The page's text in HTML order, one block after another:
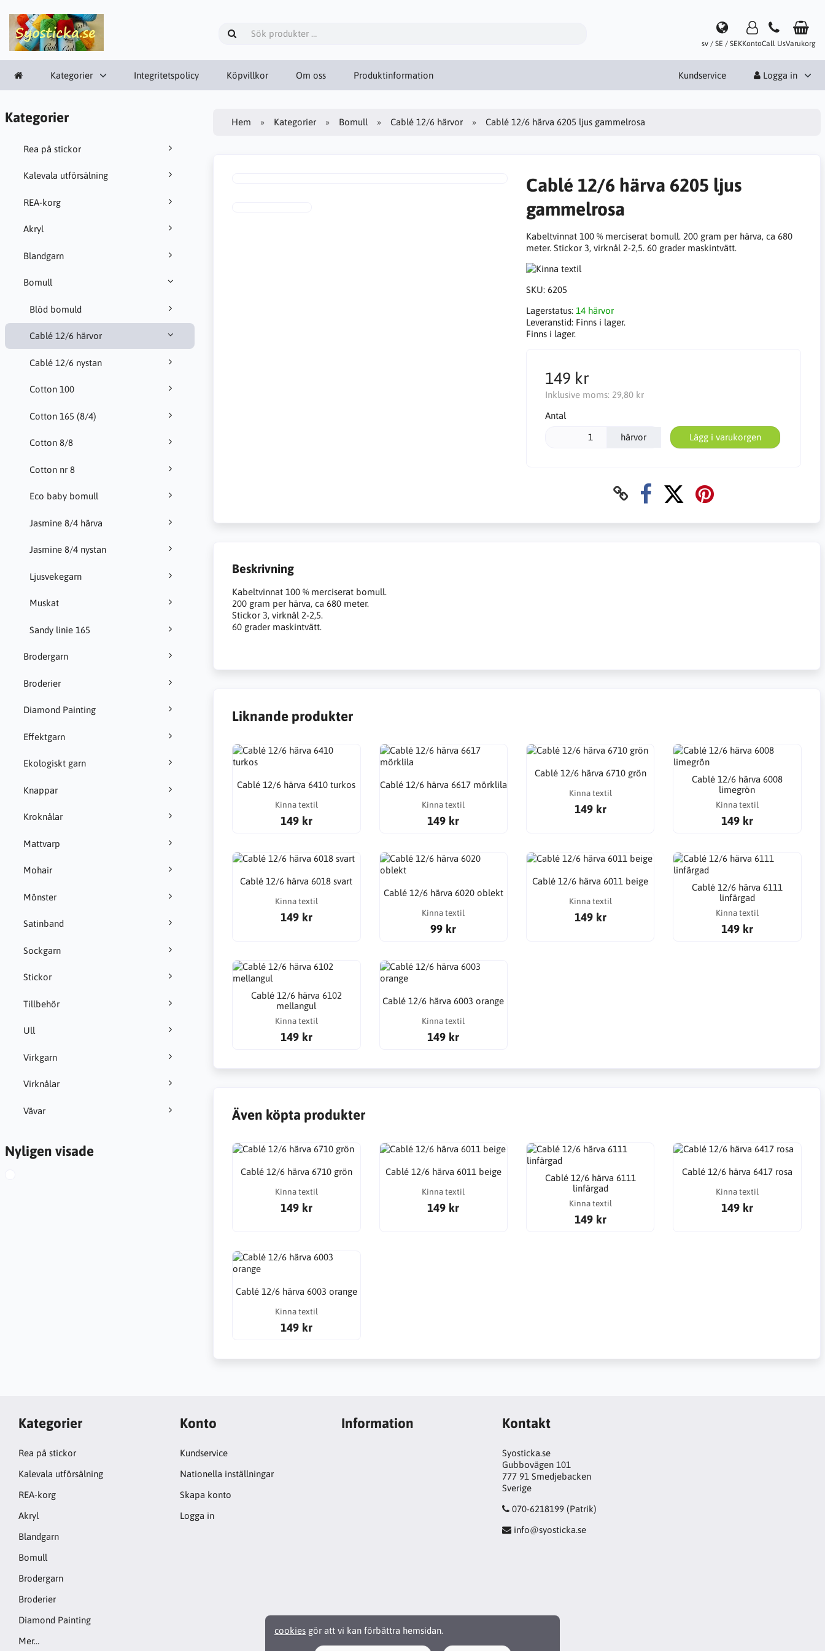
sv / SE / SEKKontoCall UsVarukorg
Kategorier Integritetspolicy Köpvillkor Om oss Produktinformation Kundservice Logga in
Kategorier
Rea på stickor
Kalevala utförsälning
REA-korg
Akryl
Blandgarn
Bomull
Blöd bomuld
Cablé 12/6 härvor
Cablé 12/6 nystan
Cotton 100
Cotton 165 (8/4)
Cotton 8/8
Cotton nr 8
Eco baby bomull
Jasmine 8/4 härva
Jasmine 8/4 nystan
Ljusvekegarn
Muskat
Sandy linie 165
Brodergarn
Broderier
Diamond Painting
Effektgarn
Ekologiskt garn
Knappar
Kroknålar
Mattvarp
Mohair
Mönster
Satinband
Sockgarn
Stickor
Tillbehör
Ull
Virkgarn
Virknålar
Vävar
Nyligen visade
Hem Kategorier Bomull Cablé 12/6 härvor Cablé 12/6 härva 6205 ljus gammelrosa
Cablé 12/6 härva 6205 ljus
gammelrosa
Kabeltvinnat 100 % merciserat bomull. 200 gram per härva, ca 680
meter. Stickor 3, virknål 2-2,5. 60 grader maskintvätt.
SKU: 6205
Lagerstatus: 14 härvor
Leveranstid: Finns i lager.
Finns i lager.
149 kr
Inklusive moms: 29,80 kr
Antal
härvor Lägg i varukorgen
Beskrivning
Kabeltvinnat 100 % merciserat bomull.
200 gram per härva, ca 680 meter.
Stickor 3, virknål 2-2,5.
60 grader maskintvätt.
Liknande produkter
Cablé 12/6 härva 6410 turkos
Kinna textil
149 kr
Cablé 12/6 härva 6617 mörklila
Kinna textil
149 kr
Cablé 12/6 härva 6710 grön
Kinna textil
149 kr
Cablé 12/6 härva 6008
limegrön
Kinna textil
149 kr
Cablé 12/6 härva 6018 svart
Kinna textil
149 kr
Cablé 12/6 härva 6020 oblekt
Kinna textil
99 kr
Cablé 12/6 härva 6011 beige
Kinna textil
149 kr
Cablé 12/6 härva 6111
linfärgad
Kinna textil
149 kr
Cablé 12/6 härva 6102
mellangul
Kinna textil
149 kr
Cablé 12/6 härva 6003 orange
Kinna textil
149 kr
Även köpta produkter
Cablé 12/6 härva 6710 grön
Kinna textil
149 kr
Cablé 12/6 härva 6011 beige
Kinna textil
149 kr
Cablé 12/6 härva 6111
linfärgad
Kinna textil
149 kr
Cablé 12/6 härva 6417 rosa
Kinna textil
149 kr
Cablé 12/6 härva 6003 orange
Kinna textil
149 kr
cookies gör att vi kan förbättra hemsidan.
Kategorier
Rea på stickor
Kalevala utförsälning
REA-korg
Akryl
Blandgarn
Bomull
Brodergarn
Broderier
Diamond Painting
Mer…
Konto
Kundservice
Nationella inställningar
Skapa konto
Logga in
Information Kontakt
Syosticka.se
Gubbovägen 101
777 91 Smedjebacken
Sverige
070-6218199 (Patrik)
info@syosticka.se